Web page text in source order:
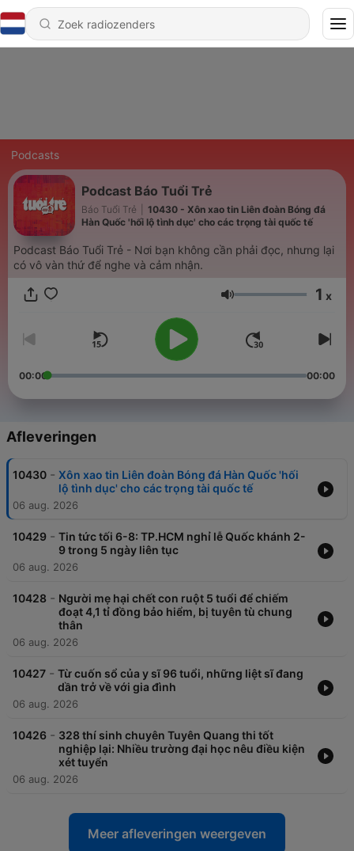
Podcasts
Podcast Báo Tuổi Trẻ
Báo Tuổi Trẻ
10430 - Xôn xao tin Liên đoàn Bóng đá
Hàn Quốc 'hối lộ tình dục' cho các trọng tài quốc tế
Podcast Báo Tuổi Trẻ - Nơi bạn không cần phải đọc, nhưng lại
có vô vàn thứ để nghe và cảm nhận.
Volume 1 x
00:00 00:00
Afleveringen
10430 - Xôn xao tin Liên đoàn Bóng đá Hàn Quốc 'hối
lộ tình dục' cho các trọng tài quốc tế
06 aug. 2026
10429 - Tin tức tối 6-8: TP.HCM nghỉ lễ Quốc khánh 2-
9 trong 5 ngày liên tục
06 aug. 2026
10428 - Người mẹ hại chết con ruột 5 tuổi để chiếm
đoạt 4,1 tỉ đồng bảo hiểm, bị tuyên tù chung
thân
06 aug. 2026
10427 - Từ cuốn sổ của y sĩ 96 tuổi, những liệt sĩ đang
dần trở về với gia đình
06 aug. 2026
10426 - 328 thí sinh chuyên Tuyên Quang thi tốt
nghiệp lại: Nhiều trường đại học nêu điều kiện
xét tuyển
06 aug. 2026
Meer afleveringen weergeven